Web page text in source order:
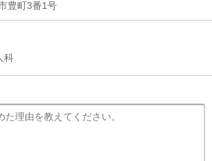
豊町3番1号
科